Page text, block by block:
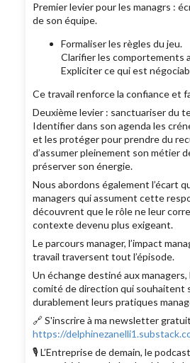
Premier levier pour les managrs :
de son équipe.
Formaliser les règles du jeu.
Clarifier les comportements
Expliciter ce qui est
Ce travail renforce la confiance et
Deuxième levier : sanctuariser du
Identifier dans son agenda les
et les protéger pour prendre du
d’assumer pleinement son métier
préserver son énergie.
Nous abordons également l’écart
managers qui assument cette
découvrent que le rôle ne leur
contexte devenu plus exigeant.
Le parcours manager, l’impact
travail traversent tout l’épisode.
Un échange destiné aux
comité de direction qui souhaitent
durablement leurs pratiques
🔗 S'inscrire à ma newsletter
https://
🎙️ L’Entreprise de demain, le